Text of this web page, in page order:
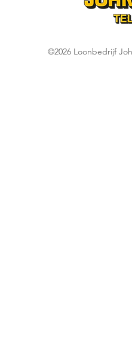
©2026 Loonbedrijf